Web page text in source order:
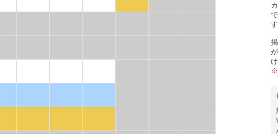
す
が
※